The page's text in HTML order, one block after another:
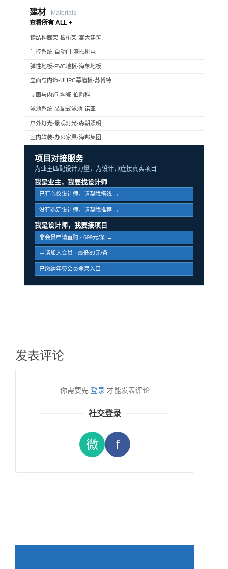
建材
Materials
查看所有 ALL +
钢结构廊架-板桁架-泰大建筑
门控系统-自动门-濠振机电
弹性地板-PVC地板-海象地板
立面与内饰-UHPC幕墙板-苏博特
立面与内饰-陶瓷-伯陶科
泳池系统-装配式泳池-诺亚
户外灯光-景观灯光-森朝照明
室内软装-办公家具-海邦集团
项目对接服务
为业主匹配设计力量，为设计师连接真实项目
我是业主，我要找设计师
已有心仪设计师，请帮我搭线 →
没有选定设计师，请帮我推荐 →
我是设计师，我要接项目
非会员申请直购 · 699元/条 →
申请加入会员 · 最低89元/条 →
已缴纳年费会员登录入口 →
发表评论
你需要先 登录 才能发表评论
社交登录
微 f